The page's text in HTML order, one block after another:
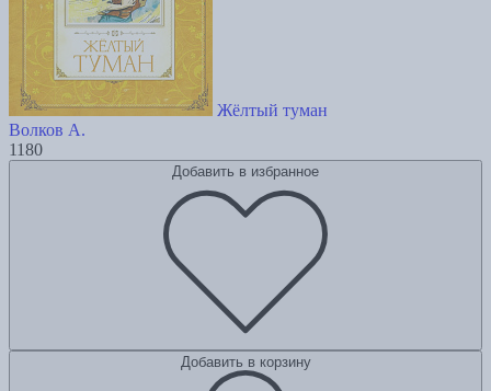
Жёлтый туман
Волков А.
1180
Добавить в избранное
Добавить в корзину